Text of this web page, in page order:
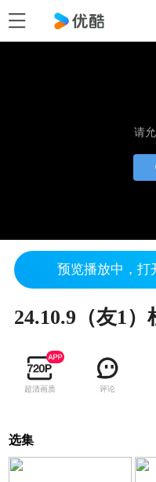
请
预览播放中，打
超清画质 评论
选集